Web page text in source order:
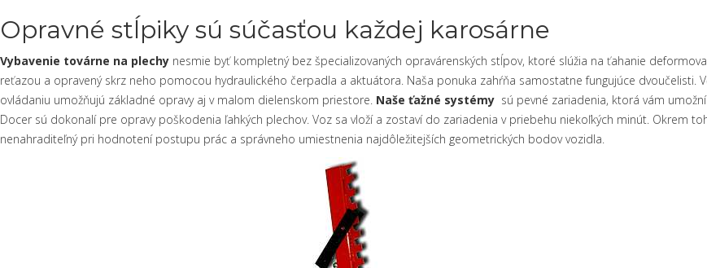
Opravné stĺpiky sú súčasťou každej karosárne
Vybavenie továrne na plechy nesmie byť kompletný bez špecializovaných opravárenských stĺpov, ktoré slúžia na ťahanie
reťazou a opravený skrz neho pomocou hydraulického čerpadla a aktuátora. Naša ponuka zahŕňa samostatne fungujúce
ovládaniu umožňujú základné opravy aj v malom dielenskom priestore. Naše ťažné systémy sú pevné zariadenia, ktorá vám
Docer sú dokonalí pre opravy poškodenia ľahkých plechov. Voz sa vloží a zostaví do zariadenia v priebehu niekoľkých minút. Okrem
nenahraditeľný pri hodnotení postupu prác a správneho umiestnenia najdôležitejších geometrických bodov vozidla.